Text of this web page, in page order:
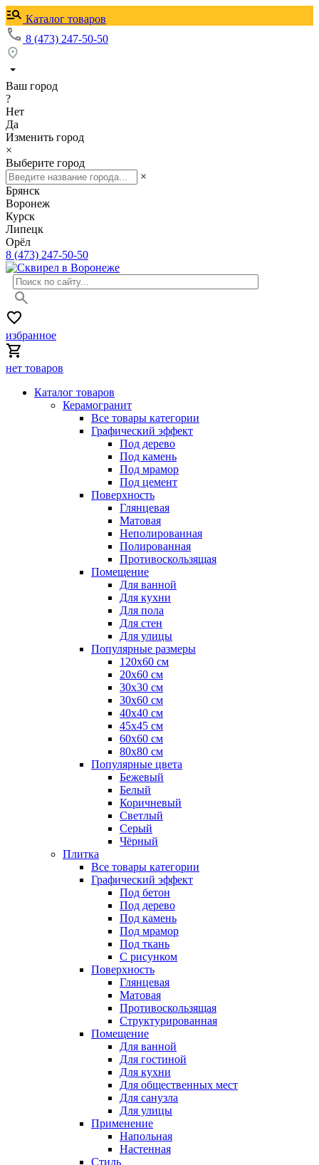
Каталог товаров
8 (473) 247-50-50
Ваш город
?
Нет
Да
Изменить город
×
Выберите город
×
Брянск
Воронеж
Курск
Липецк
Орёл
8 (473) 247-50-50
избранное
нет товаров
Каталог товаров
Керамогранит
Все товары категории
Графический эффект
Под дерево
Под камень
Под мрамор
Под цемент
Поверхность
Глянцевая
Матовая
Неполированная
Полированная
Противоскользящая
Помещение
Для ванной
Для кухни
Для пола
Для стен
Для улицы
Популярные размеры
120x60 см
20x60 см
30x30 см
30x60 см
40x40 см
45x45 см
60x60 см
80x80 см
Популярные цвета
Бежевый
Белый
Коричневый
Светлый
Серый
Чёрный
Плитка
Все товары категории
Графический эффект
Под бетон
Под дерево
Под камень
Под мрамор
Под ткань
С рисунком
Поверхность
Глянцевая
Матовая
Противоскользящая
Структурированная
Помещение
Для ванной
Для гостиной
Для кухни
Для общественных мест
Для санузла
Для улицы
Применение
Напольная
Настенная
Стиль